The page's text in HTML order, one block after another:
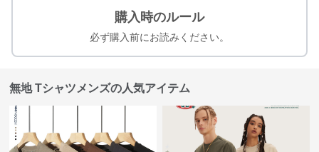
購入時のルール
必ず購入前にお読みください。
無地 Tシャツメンズの人気アイテム